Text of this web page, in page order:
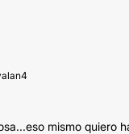
mismo quiero